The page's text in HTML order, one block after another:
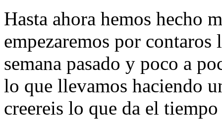
Hasta ahora hemos hecho
empezaremos por
semana pasado y poco a
lo que llevamos haciendo
creereis lo que da el